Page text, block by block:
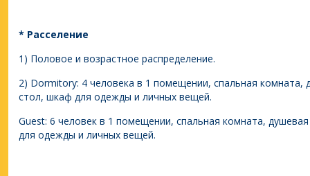
* Расселение
1) Половое и возрастное распределение.
2) Dormitory: 4 человека в 1 помещении, спальная комната,
стол, шкаф для одежды и личных вещей.
Guest: 6 человек в 1 помещении, спальная комната,
для одежды и личных вещей.